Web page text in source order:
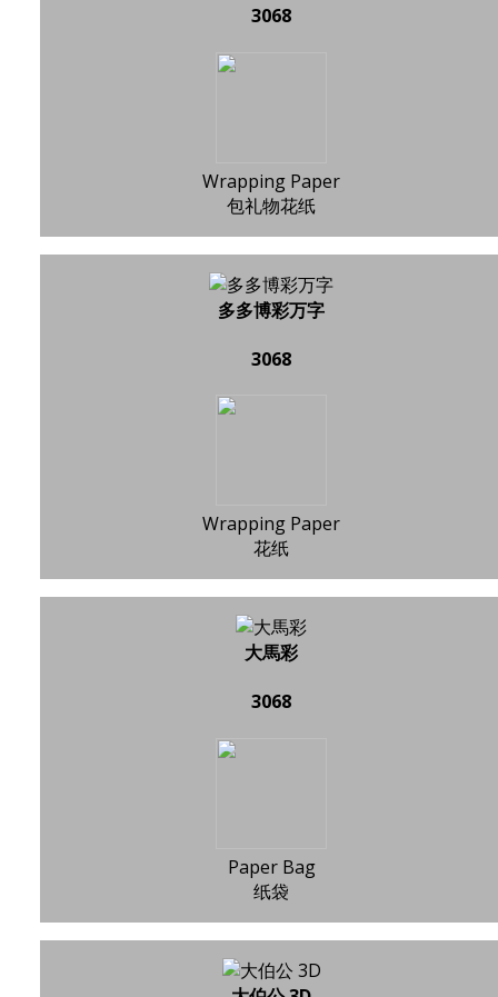
3068
Wrapping Paper
包礼物花纸
多多博彩万字
3068
Wrapping Paper
花纸
大馬彩
3068
Paper Bag
纸袋